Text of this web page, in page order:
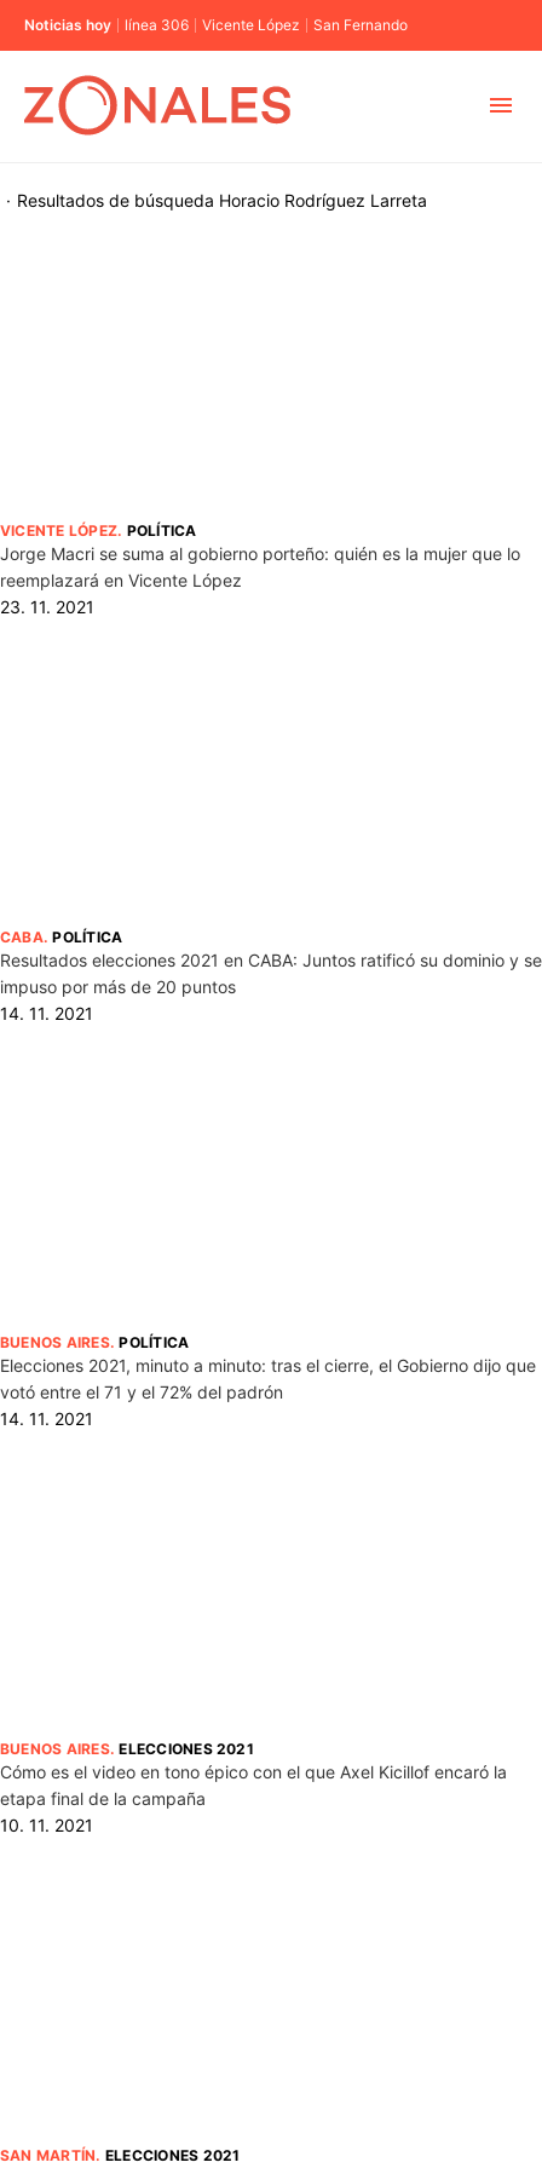
Noticias hoy línea 306 Vicente López San Fernando
Resultados de búsqueda
· Horacio Rodríguez Larreta
VICENTE LÓPEZ. POLÍTICA
Jorge Macri se suma al gobierno porteño: quién es la mujer que lo
reemplazará en Vicente López
23. 11. 2021
CABA.POLÍTICA
Resultados elecciones 2021 en CABA: Juntos ratificó su dominio y se
impuso por más de 20 puntos
14. 11. 2021
BUENOS AIRES.POLÍTICA
Elecciones 2021, minuto a minuto: tras el cierre, el Gobierno dijo que
votó entre el 71 y el 72% del padrón
14. 11. 2021
BUENOS AIRES.ELECCIONES 2021
Cómo es el video en tono épico con el que Axel Kicillof encaró la
etapa final de la campaña
10. 11. 2021
SAN MARTÍN. ELECCIONES 2021